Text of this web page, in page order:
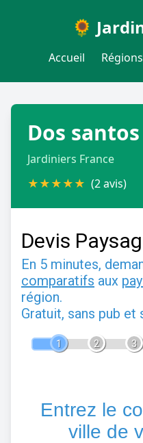
🌻
Accueil Régions
Dos
Jardiniers France
★★★★★ (2 avis)
Devis
En 5 minutes,
comparatifs aux
région.
Gratuit, sans pub et
1 2 3
Entrez le
ville de